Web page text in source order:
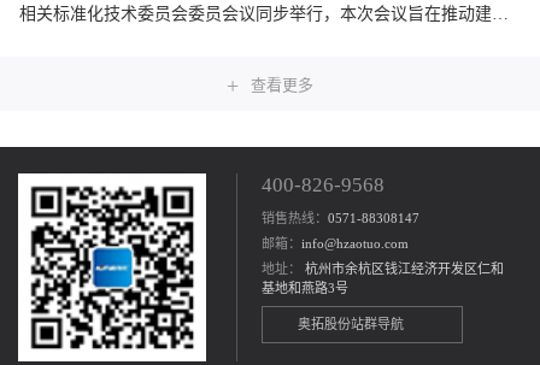
相关标准化技术委员会委员会议同步举行，本次会议旨在推动建材
+ 查看更多
400-826-9568
销售热线：0571-88308147
邮箱：info@hzaotuo.com
地址：
杭州市余杭区钱江经济开发区仁和
基地和燕路3号
奥拓股份站群导航